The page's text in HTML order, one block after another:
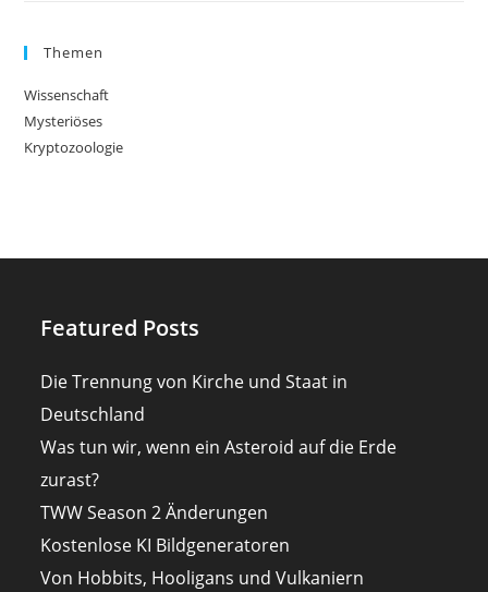
Themen
Wissenschaft
Mysteriöses
Kryptozoologie
Featured Posts
Die Trennung von Kirche und Staat in
Deutschland
Was tun wir, wenn ein Asteroid auf die Erde
zurast?
TWW Season 2 Änderungen
Kostenlose KI Bildgeneratoren
Von Hobbits, Hooligans und Vulkaniern